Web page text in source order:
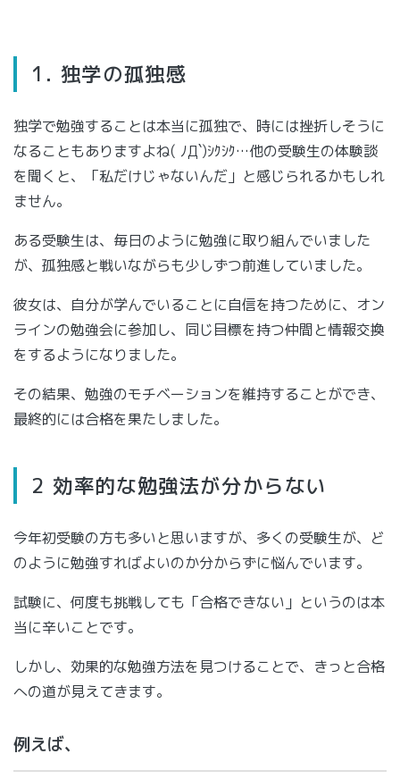
1. 独学の孤独感
独学で勉強することは本当に孤独で、時には挫折しそうに
なることもありますよね( ﾉД`)ｼｸｼｸ…他の受験生の体験談
を聞くと、「私だけじゃないんだ」と感じられるかもしれ
ません。
ある受験生は、毎日のように勉強に取り組んでいました
が、孤独感と戦いながらも少しずつ前進していました。
彼女は、自分が学んでいることに自信を持つために、オン
ラインの勉強会に参加し、同じ目標を持つ仲間と情報交換
をするようになりました。
その結果、勉強のモチベーションを維持することができ、
最終的には合格を果たしました。
2 効率的な勉強法が分からない
今年初受験の方も多いと思いますが、多くの受験生が、ど
のように勉強すればよいのか分からずに悩んでいます。
試験に、何度も挑戦しても「合格できない」というのは本
当に辛いことです。
しかし、効果的な勉強方法を見つけることで、きっと合格
への道が見えてきます。
例えば、